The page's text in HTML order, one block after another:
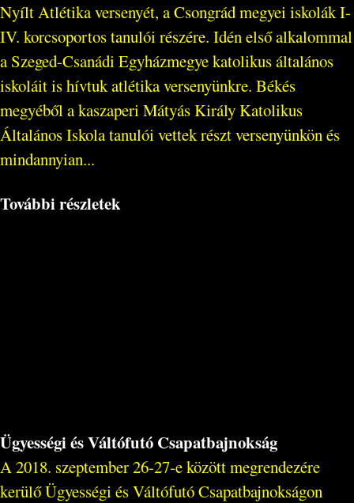
Nyílt Atlétika versenyét, a Csongrád megyei iskolák I-
IV. korcsoportos tanulói részére. Idén első alkalommal
a Szeged-Csanádi Egyházmegye katolikus általános
iskoláit is hívtuk atlétika versenyünkre. Békés
megyéből a kaszaperi Mátyás Király Katolikus
Általános Iskola tanulói vettek részt versenyünkön és
mindannyian...
További részletek
Ügyességi és Váltófutó Csapatbajnokság
A 2018. szeptember 26-27-e között megrendezére
kerülő Ügyességi és Váltófutó Csapatbajnokságon